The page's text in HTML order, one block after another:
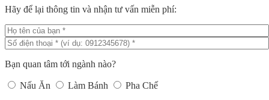
Hãy để lại thông tin và nhận tư vấn miễn phí:
Bạn quan tâm tới ngành nào?
Nấu Ăn Làm Bánh
Pha Chế